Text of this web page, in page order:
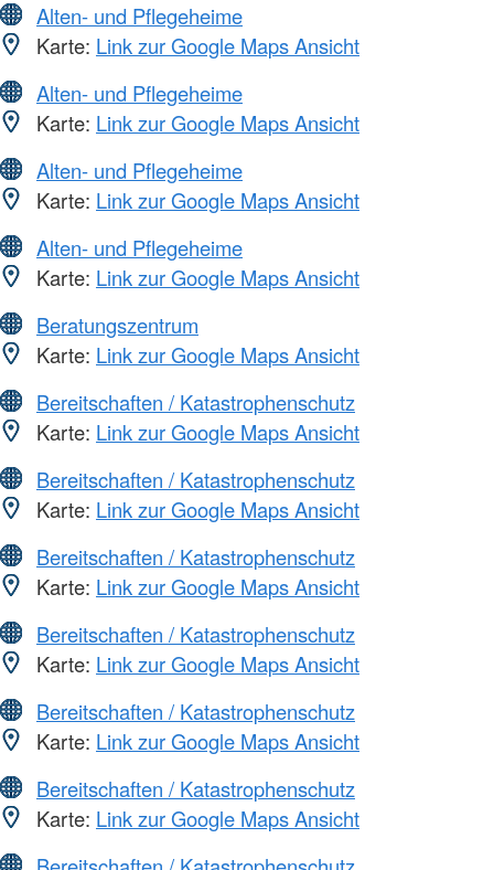
Alten- und Pflegeheime
Karte: Link zur Google Maps Ansicht
Alten- und Pflegeheime
Karte: Link zur Google Maps Ansicht
Alten- und Pflegeheime
Karte: Link zur Google Maps Ansicht
Alten- und Pflegeheime
Karte: Link zur Google Maps Ansicht
Beratungszentrum
Karte: Link zur Google Maps Ansicht
Bereitschaften / Katastrophenschutz
Karte: Link zur Google Maps Ansicht
Bereitschaften / Katastrophenschutz
Karte: Link zur Google Maps Ansicht
Bereitschaften / Katastrophenschutz
Karte: Link zur Google Maps Ansicht
Bereitschaften / Katastrophenschutz
Karte: Link zur Google Maps Ansicht
Bereitschaften / Katastrophenschutz
Karte: Link zur Google Maps Ansicht
Bereitschaften / Katastrophenschutz
Karte: Link zur Google Maps Ansicht